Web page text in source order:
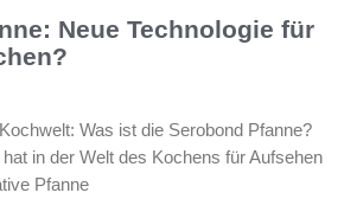
Neue Technologie für
Was ist die Serobond Pfanne?
in der Welt des Kochens für Aufsehen
Pfanne